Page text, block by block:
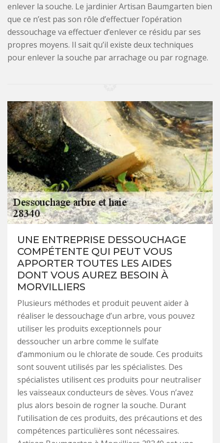
enlever la souche. Le jardinier Artisan Baumgarten bien
que ce n’est pas son rôle d’effectuer l’opération
dessouchage va effectuer d’enlever ce résidu par ses
propres moyens. Il sait qu’il existe deux techniques
pour enlever la souche par arrachage ou par rognage.
UNE ENTREPRISE DESSOUCHAGE
COMPÉTENTE QUI PEUT VOUS
APPORTER TOUTES LES AIDES
DONT VOUS AUREZ BESOIN À
MORVILLIERS
Plusieurs méthodes et produit peuvent aider à
réaliser le dessouchage d’un arbre, vous pouvez
utiliser les produits exceptionnels pour
dessoucher un arbre comme le sulfate
d’ammonium ou le chlorate de soude. Ces produits
sont souvent utilisés par les spécialistes. Des
spécialistes utilisent ces produits pour neutraliser
les vaisseaux conducteurs de sèves. Vous n’avez
plus alors besoin de rogner la souche. Durant
l’utilisation de ces produits, des précautions et des
compétences particulières sont nécessaires.